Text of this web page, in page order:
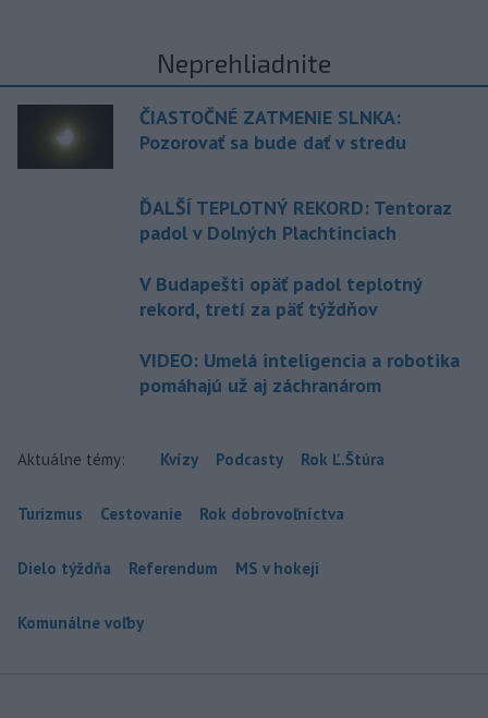
Neprehliadnite
ČIASTOČNÉ ZATMENIE SLNKA:
Pozorovať sa bude dať v stredu
ĎALŠÍ TEPLOTNÝ REKORD: Tentoraz
padol v Dolných Plachtinciach
V Budapešti opäť padol teplotný
rekord, tretí za päť týždňov
VIDEO: Umelá inteligencia a robotika
pomáhajú už aj záchranárom
Aktuálne témy: Kvízy Podcasty Rok Ľ.Štúra
Turizmus Cestovanie Rok dobrovoľníctva
Dielo týždňa Referendum MS v hokeji
Komunálne voľby